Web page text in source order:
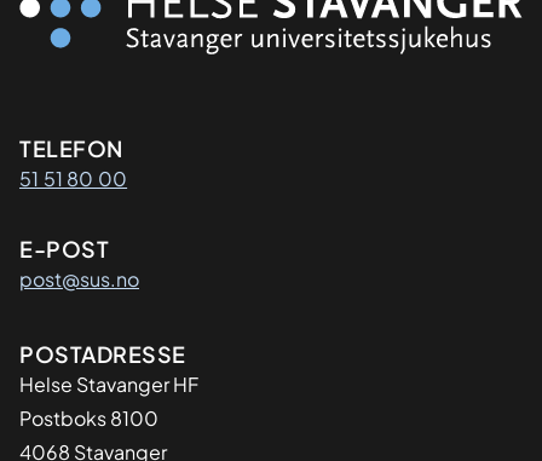
Kontaktinformasjon
TELEFON
51 51 80 00
E-POST
post@sus.no
Adresse
POSTADRESSE
Helse Stavanger HF
Postboks 8100
4068 Stavanger